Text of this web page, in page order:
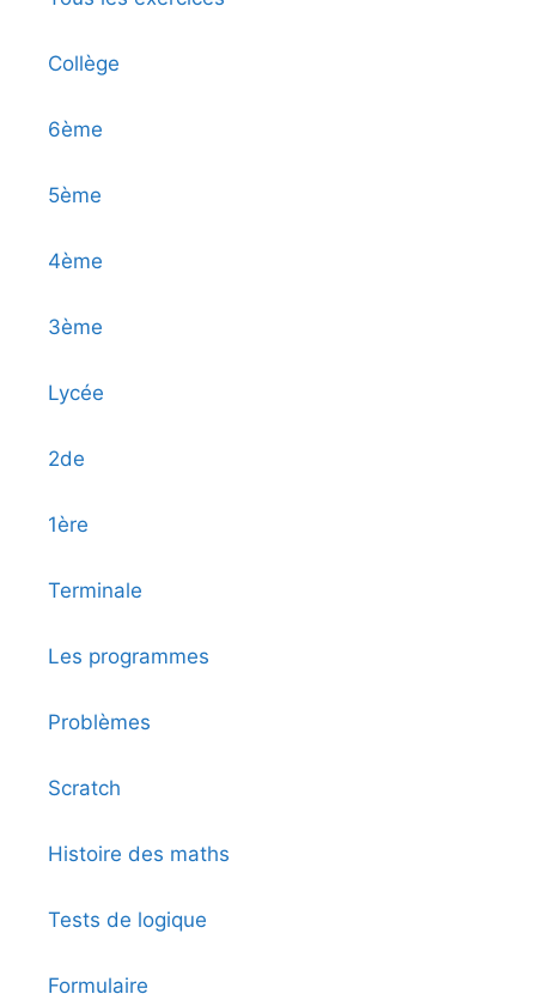
Collège
6ème
5ème
4ème
3ème
Lycée
2de
1ère
Terminale
Les programmes
Problèmes
Scratch
Histoire des maths
Tests de logique
Formulaire